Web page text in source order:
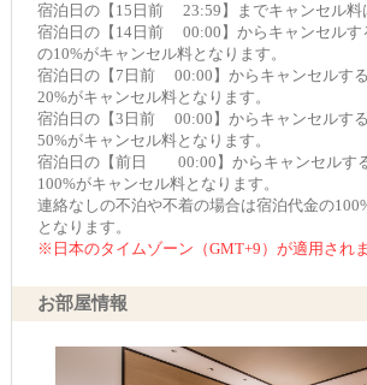
宿泊日の【15日前 23:59】までキャンセル料
宿泊日の【14日前 00:00】からキャンセルす
の10%がキャンセル料となります。
宿泊日の【7日前 00:00】からキャンセルす
20%がキャンセル料となります。
宿泊日の【3日前 00:00】からキャンセルす
50%がキャンセル料となります。
宿泊日の【前日 00:00】からキャンセルす
100%がキャンセル料となります。
連絡なしの不泊や不着の場合は宿泊代金の
となります。
※日本のタイムゾーン（GMT+9）が適用され
お部屋情報